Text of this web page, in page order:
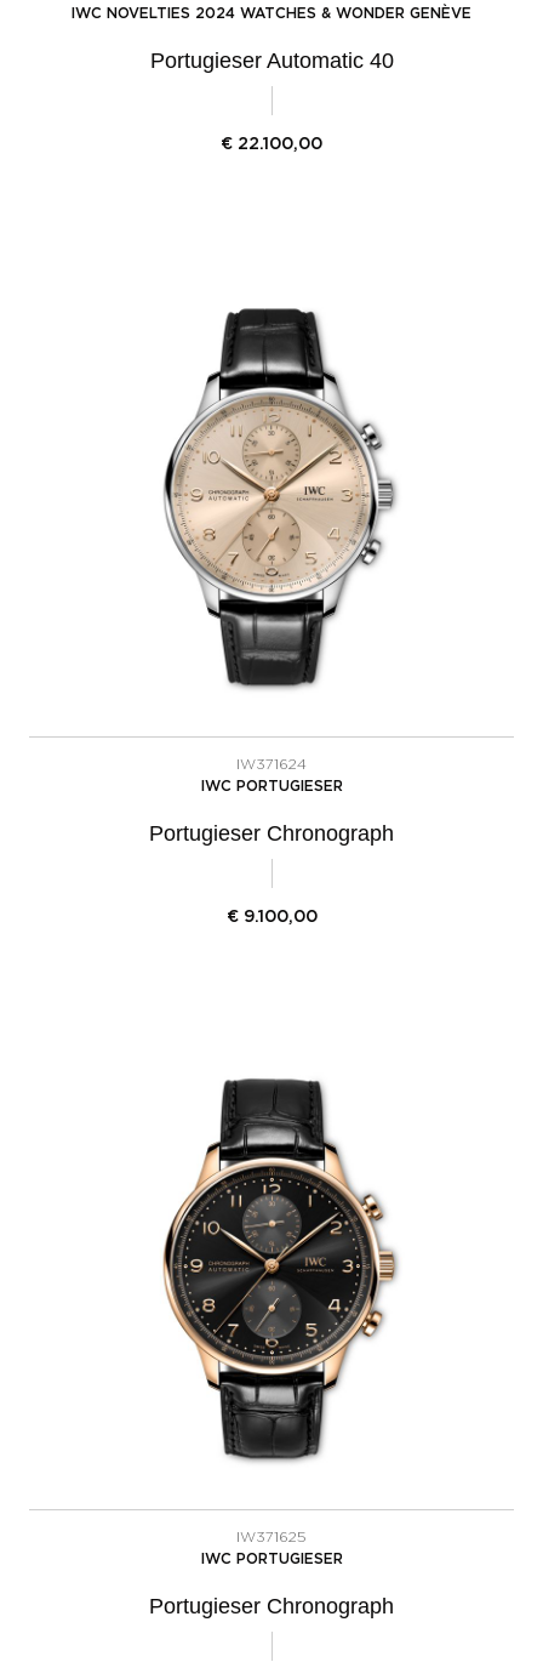
IWC NOVELTIES 2024 WATCHES & WONDER GENÈVE
Portugieser Automatic 40
€ 22.100,00
IW371624
IWC PORTUGIESER
Portugieser Chronograph
€ 9.100,00
IW371625
IWC PORTUGIESER
Portugieser Chronograph